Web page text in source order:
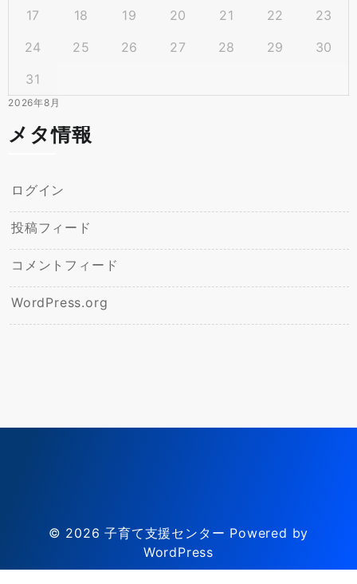
2026年8月
17
18 19 20 21 22
23
24
25 26 27 28 29
30
31
メタ情報
ログイン
投稿フィード
コメントフィード
WordPress.org
© 2026子育て支援センター Powered by
WordPress